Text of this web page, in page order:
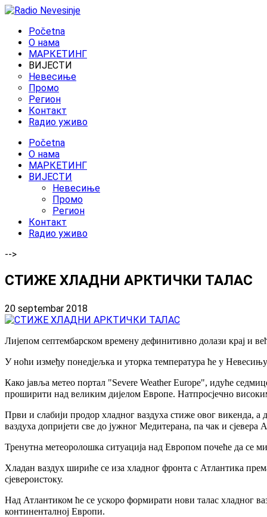
Početna
O нама
МАРКЕТИНГ
ВИЈЕСТИ
Невесиње
Промо
Регион
Контакт
Rадио уживо
Početna
O нама
МАРКЕТИНГ
ВИЈЕСТИ
Невесиње
Промо
Регион
Контакт
Rадио уживо
-->
СТИЖЕ ХЛАДНИ АРКТИЧКИ ТАЛАС
20 septembar 2018
Лијепом септембарском времену дефинитивно долази крај и
У ноћи између понедјељка и уторка температура ће у
Како јавља метео портал "Severе Weather Europe", идуће
проширити над великим дијелом Европе. Натпросјечно
Први и слабији продор хладног ваздуха стиже овог викенда,
ваздуха допријети све до јужног Медитерана, па чак и сјевера
Тренутна метеоролошка ситуација над Европом почеће да се
Хладан ваздух шириће се иза хладног фронта с Атлантика
сјевероистоку.
Над Атлантиком ће се ускоро формирати нови талас хладног
континенталној Европи.